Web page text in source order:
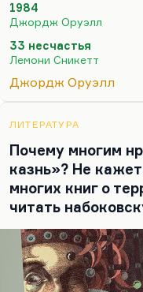
напечатанный. И
сказал: «Скоро на
издательства будет
ошибся! Потому что
Кабакова, хотя
«Новые
только тогда
Губарева,…
1984
Джордж Оруэлл
33 несчастья
Лемони Сникетт
Джордж Оруэлл
ЛИТЕРАТУРА
Почему многим
казнь»? Не
многих книг о
читать